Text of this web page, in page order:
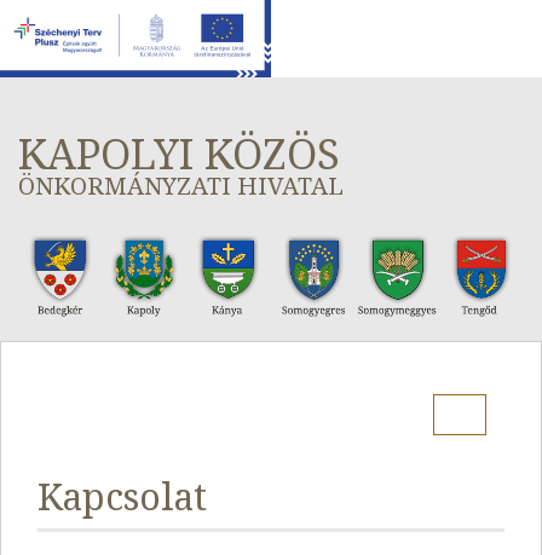
KAPOLYI KÖZÖS
ÖNKORMÁNYZATI HIVATAL
Kapcsolat